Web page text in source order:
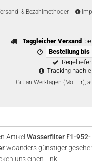
& Bezahlmethoden
Taggleicher Versand
Bestellung
Tracking nach
Gilt an Werktagen (Mo–Fr),
Artikel Wasserfilter F1-
woanders günstiger
uns einen Link.